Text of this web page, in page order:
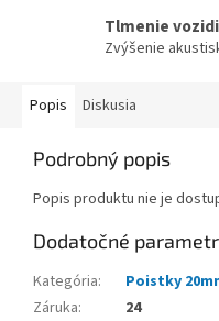
Tlmenie
Zvýšenie
Popis Diskusia
Podrobný popis
Popis produktu nie je
Dodatočné
Kategória:
Poistky
Záruka:
24